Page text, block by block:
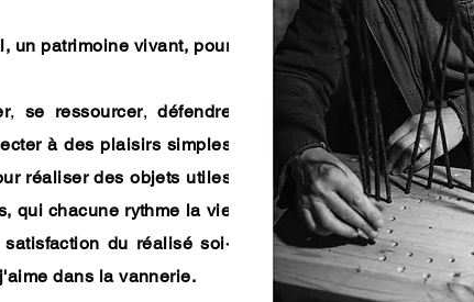
un patrimoine vivant, pour
, se ressourcer,défendre
à des plaisirs simples
réaliser des objets utiles
qui chacune rythme la vie
du réalisé soi-
dans la vannerie.